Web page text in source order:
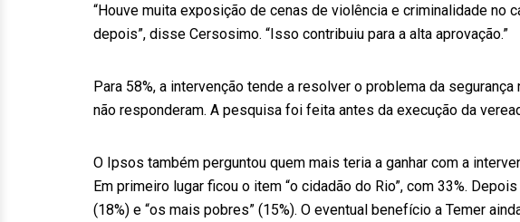
“Houve muita exposição de cenas de violência e criminalidade no
depois”, disse Cersosimo. “Isso contribuiu para a alta aprovação.”
Para 58%, a intervenção tende a resolver o problema da
não responderam. A pesquisa foi feita antes da execução da
O Ipsos também perguntou quem mais teria a ganhar com a
Em primeiro lugar ficou o item “o cidadão do Rio”, com 33%.
(18%) e “os mais pobres” (15%). O eventual benefício a Temer